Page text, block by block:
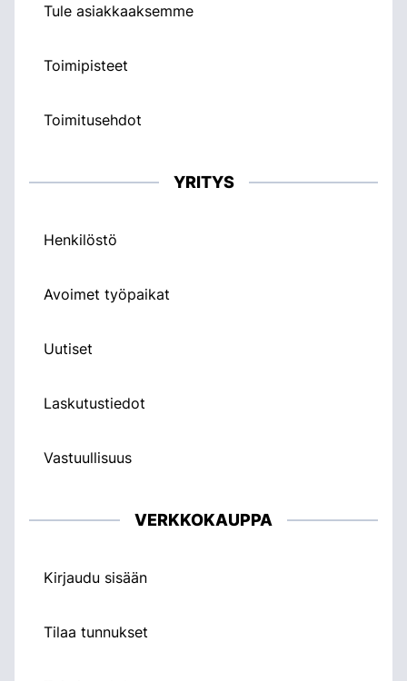
Tule asiakkaaksemme
Toimipisteet
Toimitusehdot
YRITYS
Henkilöstö
Avoimet työpaikat
Uutiset
Laskutustiedot
Vastuullisuus
VERKKOKAUPPA
Kirjaudu sisään
Tilaa tunnukset